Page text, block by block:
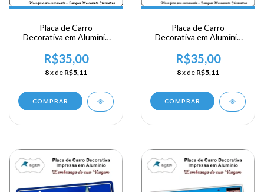
Placa de Carro
Decorativa em Alumínio
Viagem a Alemanha -
Gernany Berlin
R$35,00
8x de R$5,11
COMPRAR
Placa de Carro
Decorativa em Alumínio
Viagem a Alemanha -
Fussen
R$35,00
8x de R$5,11
COMPRAR